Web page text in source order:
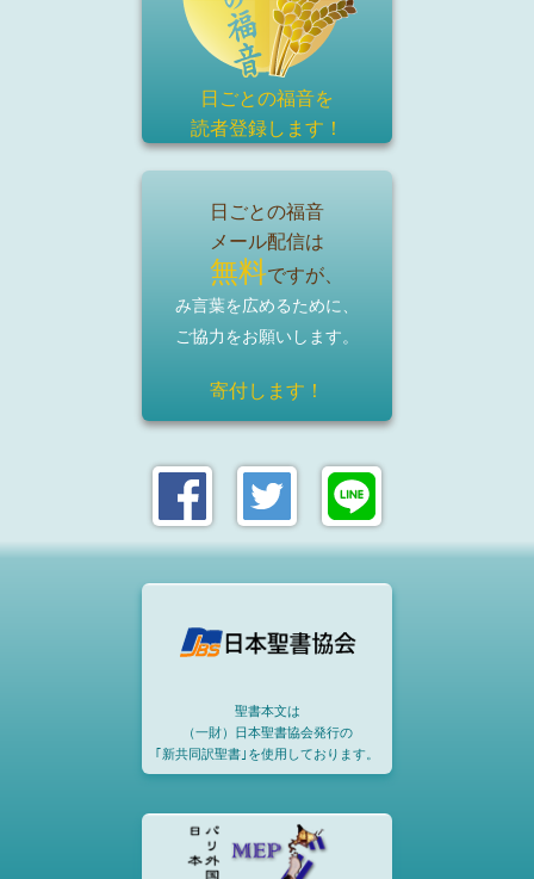
日ごとの福音を
読者登録します！
日ごとの福音
メール配信は
無料ですが、
み言葉を広めるために、
ご協力をお願いします。
寄付します！
聖書本文は
（一財）日本聖書協会発行の
｢新共同訳聖書｣を使用しております。